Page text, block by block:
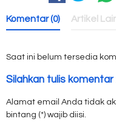
Komentar (0) Artikel
Saat ini belum tersedia
Silahkan tulis komentar
Alamat email Anda tidak
bintang (*) wajib diisi.